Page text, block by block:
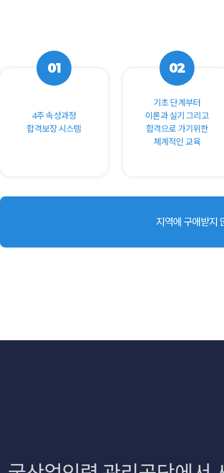
01
4주 속성과정
합격보장 시스템
02
기초 단계부터
이론과 실기 그리고
합격으로 가기위한
체계적인 교육
지역에 구애받지